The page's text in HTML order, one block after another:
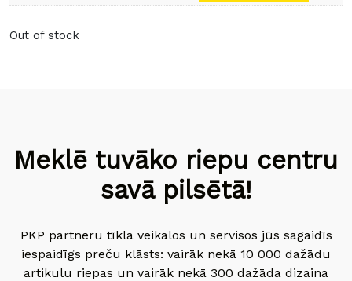
Out of stock
Meklē tuvāko riepu centru
savā pilsētā!
PKP partneru tīkla veikalos un servisos jūs sagaidīs
iespaidīgs preču klāsts: vairāk nekā 10 000 dažādu
artikulu riepas un vairāk nekā 300 dažāda dizaina